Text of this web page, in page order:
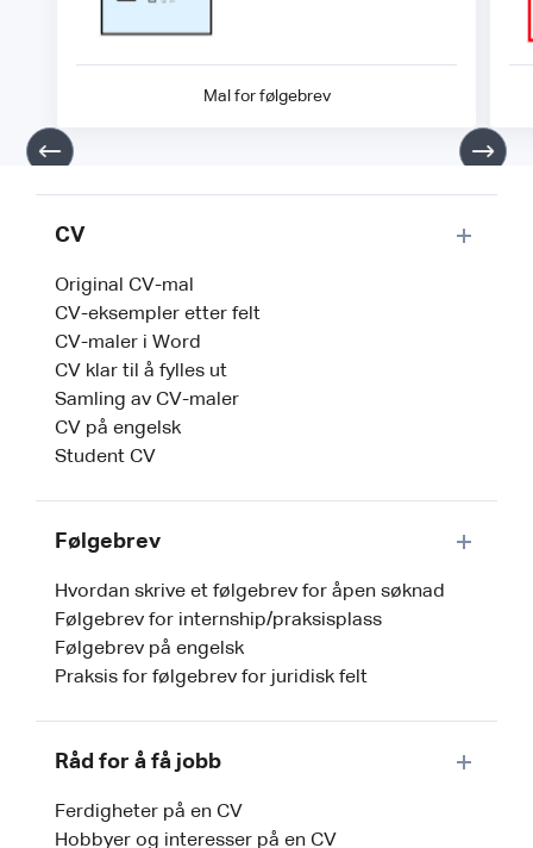
Mal for følgebrev
CV
Original CV-mal
CV-eksempler etter felt
CV-maler i Word
CV klar til å fylles ut
Samling av CV-maler
CV på engelsk
Student CV
Følgebrev
Hvordan skrive et følgebrev for åpen søknad
Følgebrev for internship/praksisplass
Følgebrev på engelsk
Praksis for følgebrev for juridisk felt
Råd for å få jobb
Ferdigheter på en CV
Hobbyer og interesser på en CV